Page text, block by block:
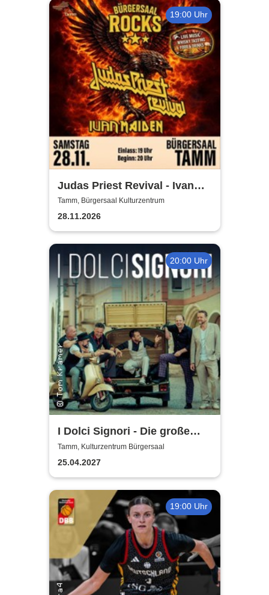
19:00 Uhr
Judas Priest Revival - Ivan
Maiden
Tamm, Bürgersaal Kulturzentrum
28.11.2026
20:00 Uhr
I Dolci Signori - Die große
Nacht der italienischen
Welthits
Tamm, Kulturzentrum Bürgersaal
25.04.2027
19:00 Uhr